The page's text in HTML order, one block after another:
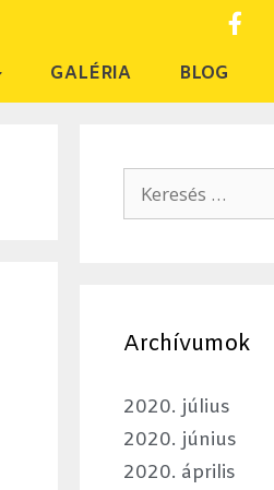
GALÉRIA BLOG
Archívumok
2020. július
2020. június
2020. április